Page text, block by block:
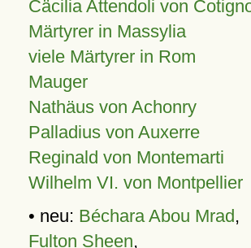
Cäcilia Attendoli von
Märtyrer in Massylia
viele Märtyrer in Rom
Mauger
Nathäus von Achonry
Palladius von Auxerre
Reginald von Montemarti
Wilhelm VI. von Montpellier
• neu: Béchara Abou Mrad,
Fulton Sheen,